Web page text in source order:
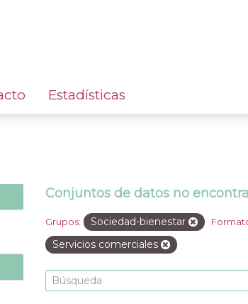
Estadísticas
Conjuntos de datos no
Grupos: Sociedad-bienestar
Servicios comerciales